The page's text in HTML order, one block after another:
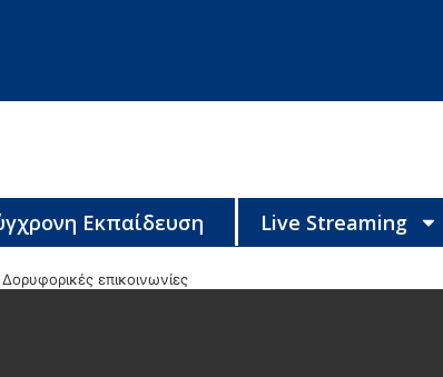
Εκπαίδευση Live Streaming
Δορυφορικές επικοινωνίες